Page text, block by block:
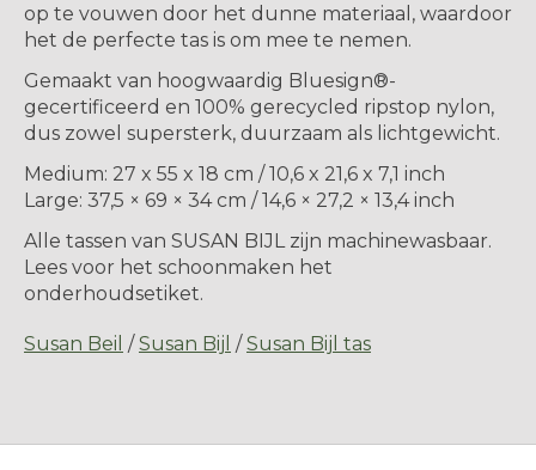
op te vouwen door het dunne materiaal, waardoor
het de perfecte tas is om mee te nemen.
Gemaakt van hoogwaardig Bluesign®-
gecertificeerd en 100% gerecycled ripstop nylon,
dus zowel supersterk, duurzaam als lichtgewicht.
Medium: 27 x 55 x 18 cm / 10,6 x 21,6 x 7,1 inch
Large: 37,5 × 69 × 34 cm / 14,6 × 27,2 × 13,4 inch
Alle tassen van SUSAN BIJL zijn machinewasbaar.
Lees voor het schoonmaken het
onderhoudsetiket.
Susan Beil /Susan Bijl /Susan Bijl tas